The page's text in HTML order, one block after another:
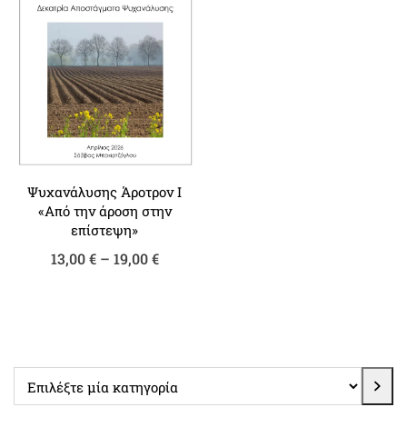
Ψυχανάλυσης Άροτρον Ι
«Από την άροση στην
επίστεψη»
13,00€ – 19,00€Price
μία